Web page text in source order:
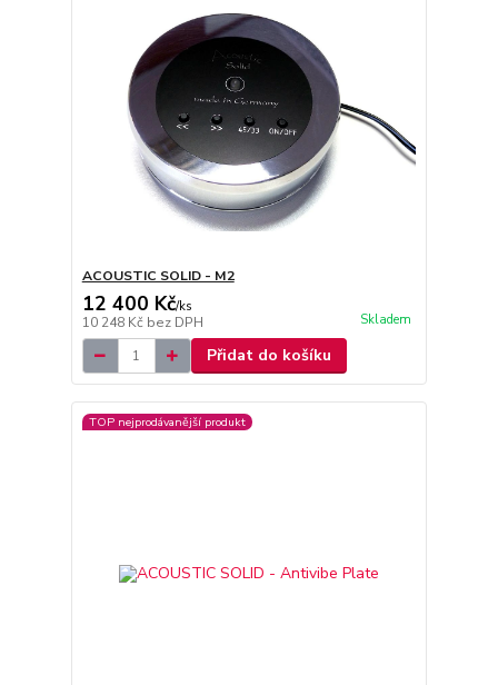
ACOUSTIC SOLID - M2
12 400 Kč/ks
10 248 Kč bez DPH Skladem
Přidat do košíku
TOP nejprodávanější produkt